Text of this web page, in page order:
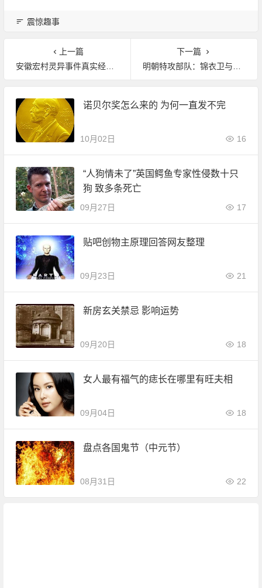
震惊趣事
上一篇
安徽宏村灵异事件真实经历 这古镇太邪乎了！
下一篇
明朝特攻部队：锦衣卫与东西厂|野史秘闻
诺贝尔奖怎么来的 为何一直发不完
10月02日 16
“人狗情未了”英国鳄鱼专家性侵数十只
狗 致多条死亡
09月27日 17
贴吧创物主原理回答网友整理
09月23日 21
新房玄关禁忌 影响运势
09月20日 18
女人最有福气的痣长在哪里有旺夫相
09月04日 18
盘点各国鬼节（中元节）
08月31日 22